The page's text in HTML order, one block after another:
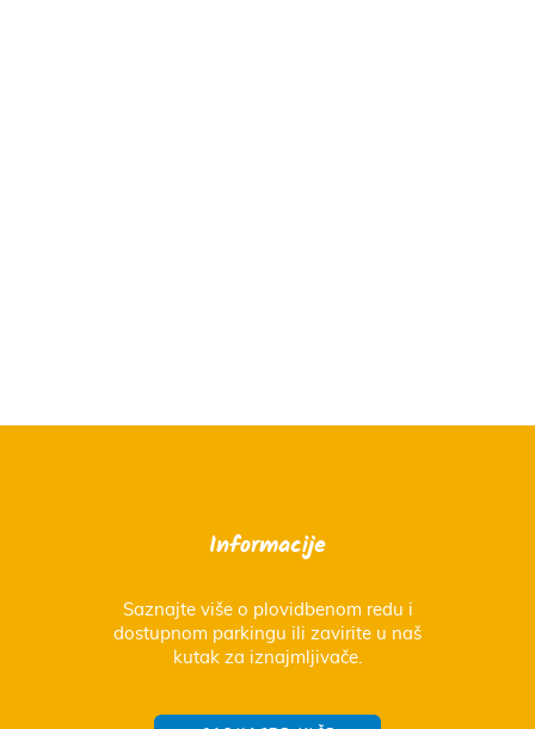
Informacije
Saznajte više o plovidbenom redu i
dostupnom parkingu ili zavirite u naš
kutak za iznajmljivače.